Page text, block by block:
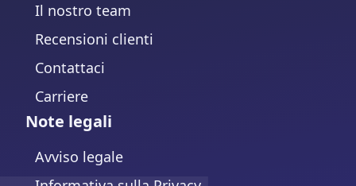
Il nostro team
Recensioni clienti
Contattaci
Carriere
Note legali
Avviso legale